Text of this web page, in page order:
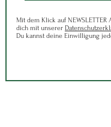
Mit dem Klick auf NEWSLETTER
dich mit unserer
Du kannst deine Einwilligung